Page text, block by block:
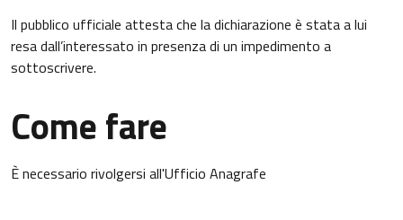
Il pubblico ufficiale attesta che la dichiarazione è stata a lui
resa dall’interessato in presenza di un impedimento a
sottoscrivere.
Come fare
È necessario rivolgersi all'Ufficio Anagrafe